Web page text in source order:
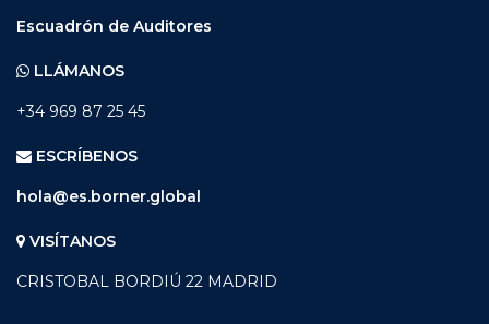
Escuadrón de Auditores
LLÁMANOS
+34 969 87 25 45
ESCRÍBENOS
hola@es.borner.global
VISÍTANOS
CRISTOBAL BORDIÚ 22 MADRID